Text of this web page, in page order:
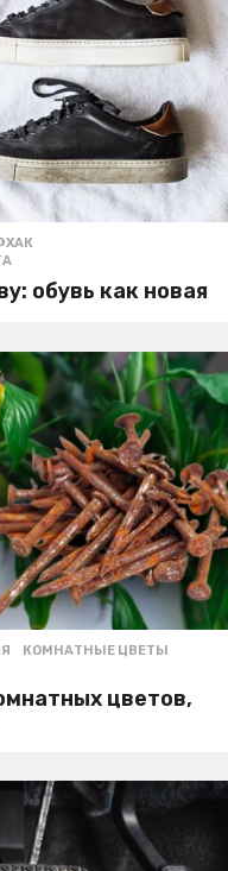
обувь как новая
,КОМНАТНЫЕ ЦВЕТЫ
цветов,